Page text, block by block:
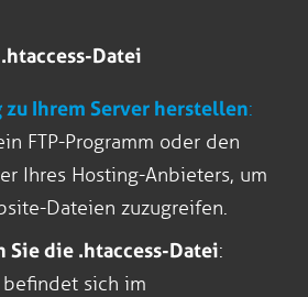
Datei
Ihrem Server herstellen:
FTP-Programm oder den
Ihres Hosting-Anbieters, um
Dateien zuzugreifen.
Sie die .htaccess-Datei:
sich im